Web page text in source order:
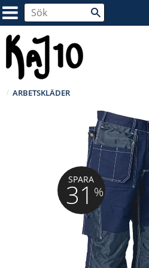
ARBETSKLÄDER
SPARA
31 %